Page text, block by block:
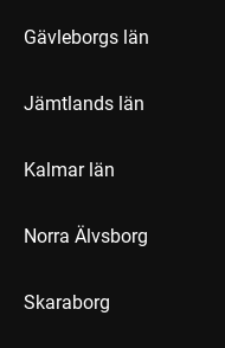
Gävleborgs län
Jämtlands län
Kalmar län
Norra Älvsborg
Skaraborg